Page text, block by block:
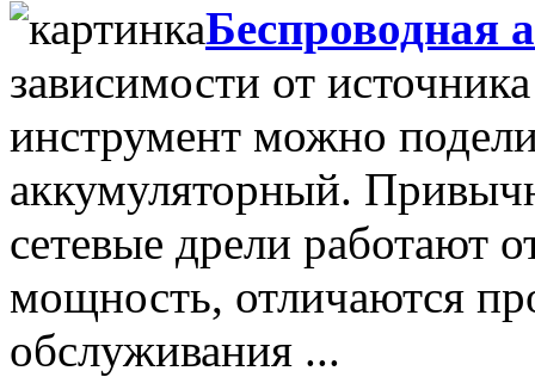
Беспроводная
зависимости от
инструмент можно
аккумуляторный.
сетевые дрели работают
мощность, отличаются
обслуживания ...